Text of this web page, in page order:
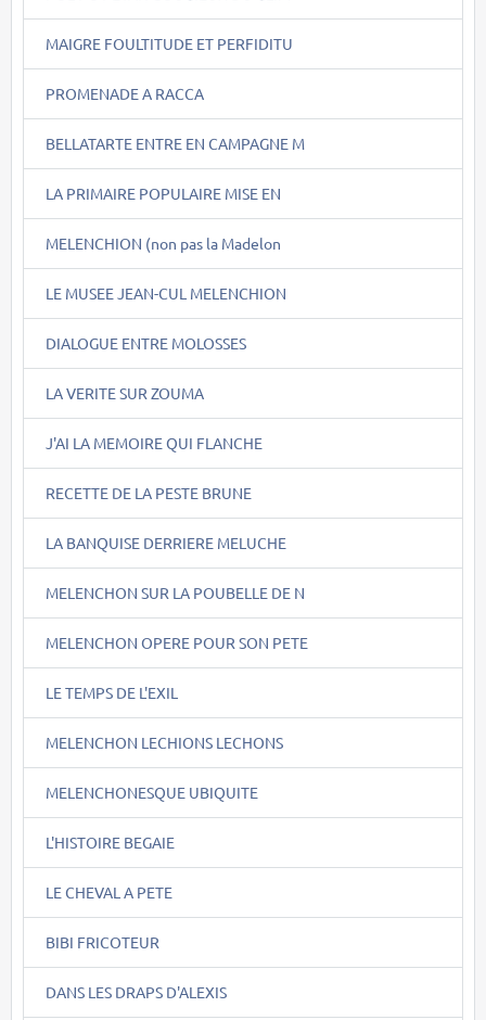
MAIGRE FOULTITUDE ET PERFIDITU
PROMENADE A RACCA
BELLATARTE ENTRE EN CAMPAGNE M
LA PRIMAIRE POPULAIRE MISE EN
MELENCHION (non pas la Madelon
LE MUSEE JEAN-CUL MELENCHION
DIALOGUE ENTRE MOLOSSES
LA VERITE SUR ZOUMA
J'AI LA MEMOIRE QUI FLANCHE
RECETTE DE LA PESTE BRUNE
LA BANQUISE DERRIERE MELUCHE
MELENCHON SUR LA POUBELLE DE N
MELENCHON OPERE POUR SON PETE
LE TEMPS DE L'EXIL
MELENCHON LECHIONS LECHONS
MELENCHONESQUE UBIQUITE
L'HISTOIRE BEGAIE
LE CHEVAL A PETE
BIBI FRICOTEUR
DANS LES DRAPS D'ALEXIS